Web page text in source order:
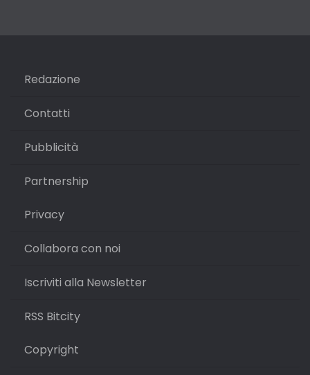
Redazione
Contatti
Pubblicità
Partnership
Privacy
Collabora con noi
Iscriviti alla Newsletter
RSS Bitcity
Copyright